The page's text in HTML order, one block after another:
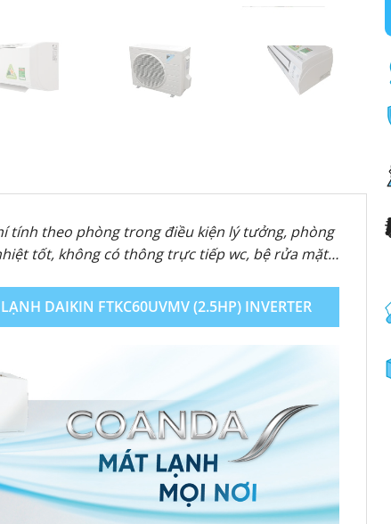
tính theo phòng trong điều kiện lý tưởng, phòng
tốt, không có thông trực tiếp wc, bệ rửa mặt…
DAIKIN FTKC60UVMV (2.5HP) INVERTER